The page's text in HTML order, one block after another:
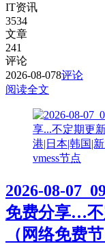
IT资讯
3534
文章
241
评论
2026-08-078评论
阅读全文
vmess节点
2026-08-
免费分享…
（网络免费